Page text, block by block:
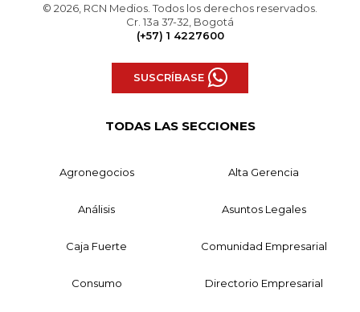
© 2026, RCN Medios. Todos los derechos reservados.
Cr. 13a 37-32, Bogotá
(+57) 1 4227600
SUSCRÍBASE
TODAS LAS SECCIONES
Agronegocios Alta Gerencia
Análisis Asuntos Legales
Caja Fuerte Comunidad Empresarial
Consumo Directorio Empresarial